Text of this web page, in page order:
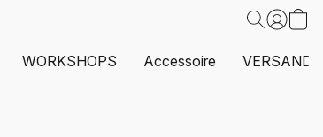
WORKSHOPS Accessoire VERSAND